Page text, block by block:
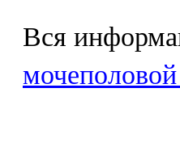
Вся